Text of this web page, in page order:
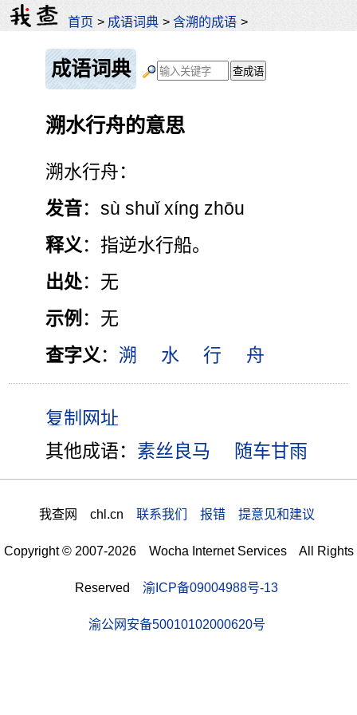
首页 > 成语词典 >含溯的成语 >
成语词典
溯水行舟的意思
溯水行舟：
发音：sù shuǐ xíng zhōu
释义 ：指逆水行船。
出处：无
示例 ：无
查字义 ： 溯 水 行 舟
其他成语： 素丝良马 随车甘雨
我查网 chl.cn 联系我们 报错 提意见和建议
Copyright © 2007-2026 Wocha Internet Services All Rights
Reserved 渝ICP备09004988号-13
渝公网安备50010102000620号